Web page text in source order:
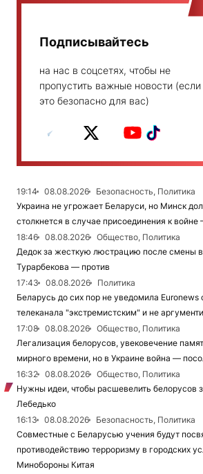
Подписывайтесь
на нас в соцсетях, чтобы не
пропустить важные новости (если
это безопасно для вас)
19:14 08.08.2026
Безопасность, Политика
Украина не угрожает Беларуси, но Минск
столкнется в случае присоединения к
18:46
08.08.2026
Общество, Политика
Дедок за жесткую люстрацию после смены
Турарбекова — против
17:43
08.08.2026
Политика
Беларусь до сих пор не уведомила Euronews
телеканала "экстремистским" и не
17:08
08.08.2026
Общество, Политика
Легализация белорусов, увековечение
мирного времени, но в Украине война —
16:32
08.08.2026
Общество, Политика
Нужны идеи, чтобы расшевелить белорусов
Лебедько
16:13
08.08.2026
Безопасность, Политика
Совместные с Беларусью учения будут
противодействию терроризму в городских
Минобороны Китая